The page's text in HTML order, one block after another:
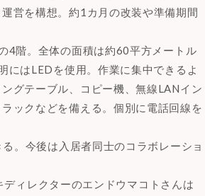
営を構想。約1カ月の改装や準備期間
4階。全体の面積は約60平方メートル
にはLEDを使用。作業に集中できるよ
グテーブル、コピー機、無線LANイン
ックなどを備える。個別に電話回線を
。今後は入居者同士のコラボレーショ
ィレクターのエンドウマコトさんは